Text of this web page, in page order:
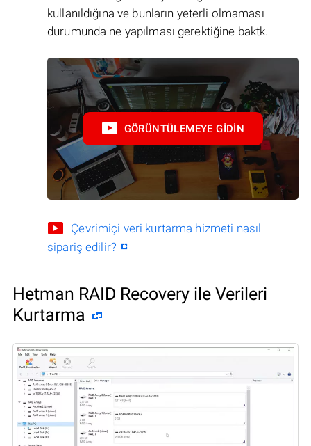
kullanıldığına ve bunların yeterli olmaması
durumunda ne yapılması gerektiğine baktk.
GÖRÜNTÜLEMEYE GIDIN
Çevrimiçi veri kurtarma hizmeti nasıl
sipariş edilir?
Hetman RAID Recovery ile Verileri
Kurtarma